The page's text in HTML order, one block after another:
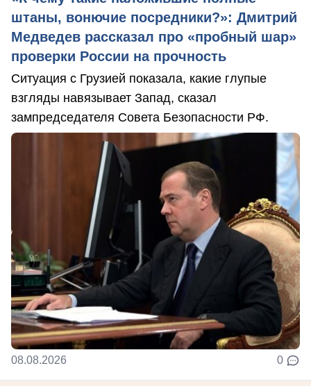
штаны, вонючие посредники?»: Дмитрий
Медведев рассказал про «пробный шар»
проверки России на прочность
Ситуация с Грузией показала, какие глупые
взгляды навязывает Запад, сказал
зампредседателя Совета Безопасности РФ.
08.08.2026 0